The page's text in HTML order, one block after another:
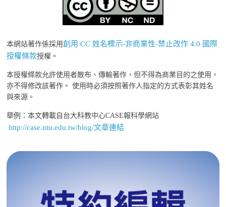
本網站著作係採用創用 CC 姓名標示-非商業性-禁止改作 4.0 國際
授權條款授權。
本授權條款允許使用者散布、傳輸著作，但不得為商業目的之使用，
亦不得修改該著作。 使用時必須按照著作人指定的方式表彰其姓名
與來源。
舉例：本文轉載自台大科教中心CASE報科學網站
http://case.ntu.edu.tw/blog/文章連結